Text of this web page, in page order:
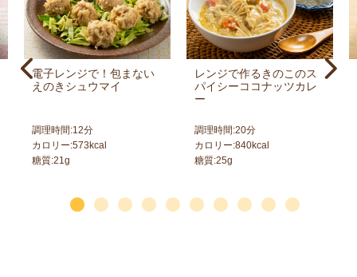
電子レンジで！包まない
えのきシュウマイ
調理時間:12分
カロリー:573kcal
糖質:21g
レンジで作るきのこのス
パイシーココナッツカレ
ー
調理時間:20分
カロリー:840kcal
糖質:25g